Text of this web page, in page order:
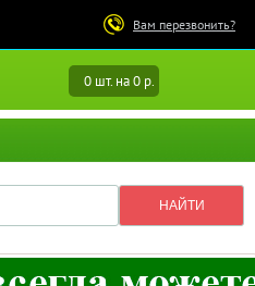
Вам перезвонить?
0 шт. на 0 р.